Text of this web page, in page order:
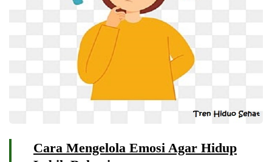
Cara Mengelola Emosi Agar Hidup